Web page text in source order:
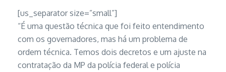
[us_separator size=”small”]
“É uma questão técnica que foi feito entendimento
com os governadores, mas há um problema de
ordem técnica. Temos dois decretos e um ajuste na
contratação da MP da polícia federal e polícia